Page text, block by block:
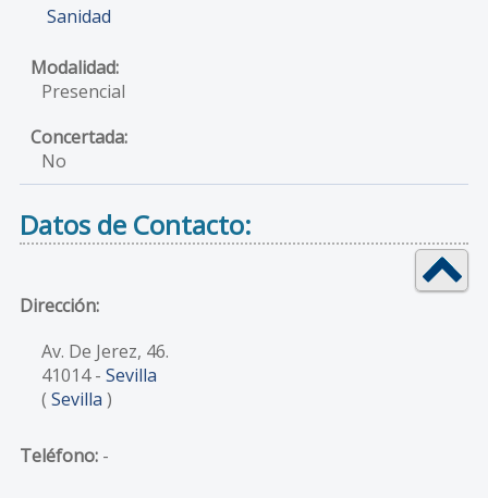
Sanidad
Presencial
No
Datos de Contacto:
Dirección:
Av. De Jerez, 46.
41014- Sevilla
( Sevilla )
Teléfono:-